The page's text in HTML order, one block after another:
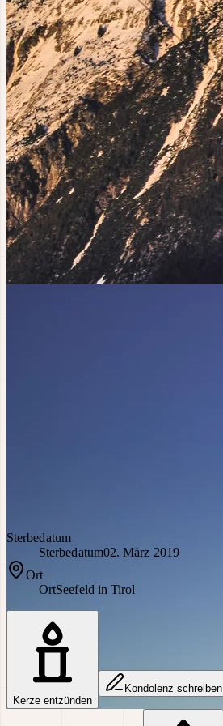
Sterbedatum
Sterbedatum02. März 2019
Ort
OrtSeefeld in Tirol
Kerze entzünden
Kondolenz schreiben